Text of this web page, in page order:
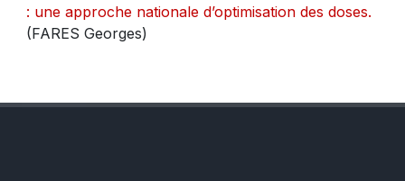
: une approche nationale d’optimisation des doses.
(FARES Georges)